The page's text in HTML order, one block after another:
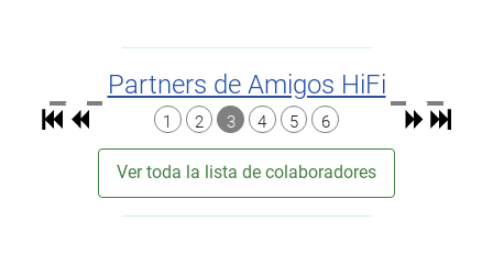
Partners de Amigos HiFi
1 2 3 4 5 6
Ver toda la lista de colaboradores